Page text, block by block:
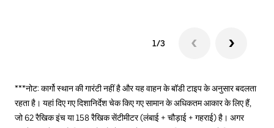
1/3
***नोट: कार्गो स्थान की गारंटी नहीं है और यह वाहन के बॉडी टाइप के अनुसार बदलता
रहता है। यहां दिए गए दिशानिर्देश चेक किए गए सामान के अधिकतम आकार के लिए हैं,
जो 62 रैखिक इंच या 158 रैखिक सेंटीमीटर (लंबाई + चौड़ाई + गहराई) है। अगर